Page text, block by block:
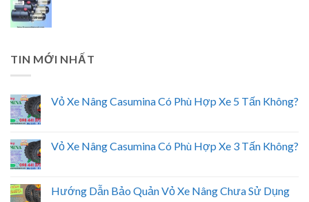
TIN MỚI NHẤT
Vỏ Xe Nâng Casumina Có Phù Hợp Xe 5 Tấn Không?
Vỏ Xe Nâng Casumina Có Phù Hợp Xe 3 Tấn Không?
Hướng Dẫn Bảo Quản Vỏ Xe Nâng Chưa Sử Dụng